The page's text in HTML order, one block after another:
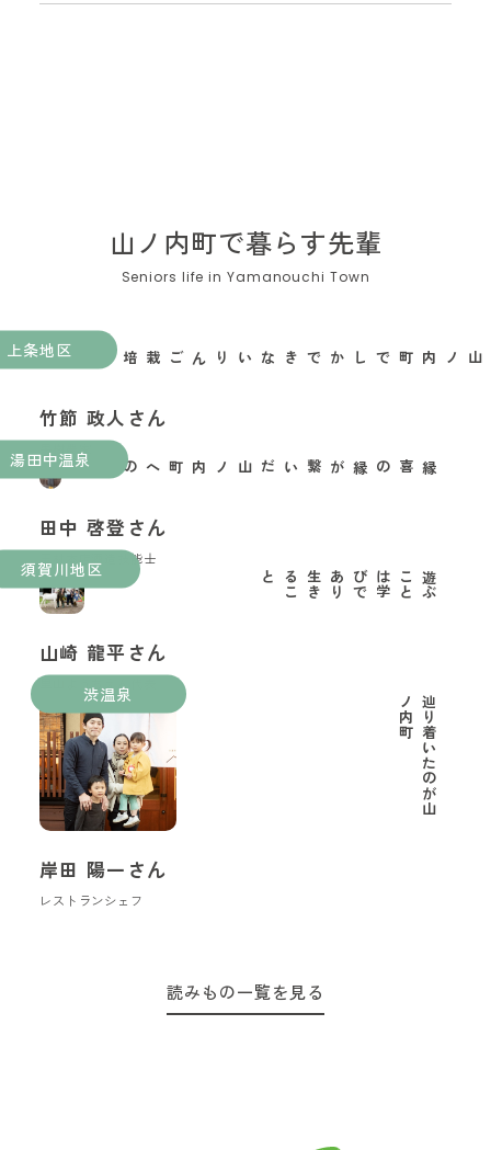
山ノ内町で暮らす先輩
上条地区
山ノ内町でしかできないりんご栽培がある
竹節 政人さん
果樹農家
湯田中温泉
縁喜の縁が繋いだ山ノ内町への移住
田中 啓登さん
玉村本店酒造技能士
須賀川地区
遊
ぶ
こ
と
は
学
び
で
あ
り
生
き
る
こ
と
山崎 龍平さん
里山ようちえん代表
渋温泉
辿
り
着
い
た
の
が
山
ノ
内
町
岸田 陽一さん
レストランシェフ
読みもの一覧を見る